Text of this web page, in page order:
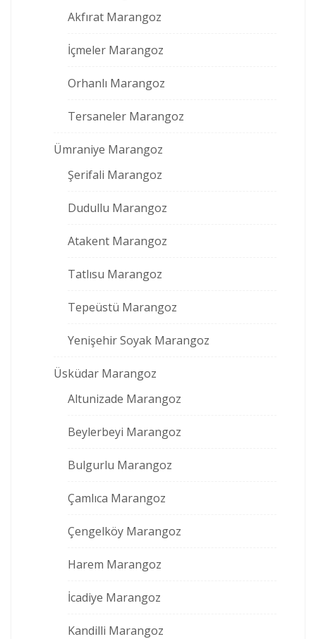
Akfırat Marangoz
İçmeler Marangoz
Orhanlı Marangoz
Tersaneler Marangoz
Ümraniye Marangoz
Şerifali Marangoz
Dudullu Marangoz
Atakent Marangoz
Tatlısu Marangoz
Tepeüstü Marangoz
Yenişehir Soyak Marangoz
Üsküdar Marangoz
Altunizade Marangoz
Beylerbeyi Marangoz
Bulgurlu Marangoz
Çamlıca Marangoz
Çengelköy Marangoz
Harem Marangoz
İcadiye Marangoz
Kandilli Marangoz